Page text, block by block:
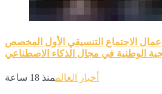
الاجتماع التنسيقي الأول المخصص
الوطنية في مجال الذكاء الاصطناعي
أخبار العالممنذ 18 ساعة